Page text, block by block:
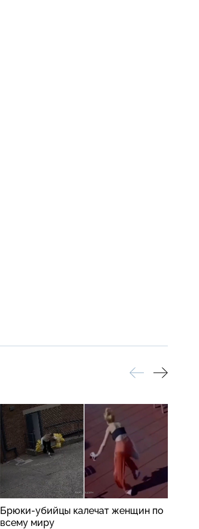
Брюки-убийцы калечат женщин по
всему миру